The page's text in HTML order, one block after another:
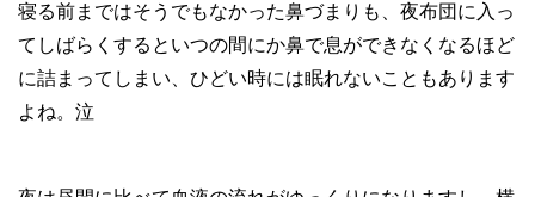
寝る前まではそうでもなかった鼻づまりも、夜布団に入っ
てしばらくするといつの間にか鼻で息ができなくなるほど
に詰まってしまい、ひどい時には眠れないこともあります
よね。泣